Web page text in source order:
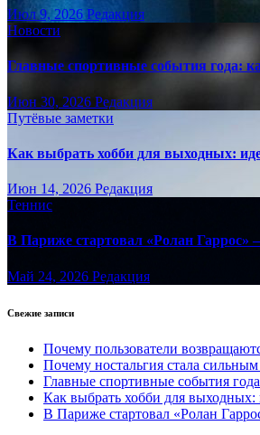
Июл 9, 2026 Редакция
Новости
Главные спортивные события года:
Июн 30, 2026 Редакция
Путёвые заметки
Как выбрать хобби для выходных:
Июн 14, 2026 Редакция
Теннис
В Париже стартовал «Ролан Гаррос»
Май 24, 2026 Редакция
Свежие записи
Почему пользователи
Почему ностальгия стала
Главные спортивные события
Как выбрать хобби для выходных:
В Париже стартовал «Ролан